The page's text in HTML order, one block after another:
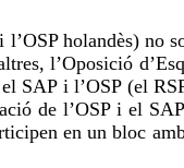
l’OSPholandès) no
l’Oposició
SAP i l’OSP(el
de l’OSPi el SAP
en un bloc